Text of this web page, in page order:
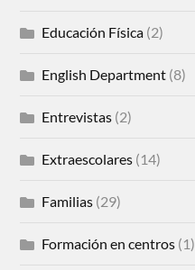
Educación Física (2)
English Department (8)
Entrevistas (2)
Extraescolares (14)
Familias (29)
Formación en centros (1)